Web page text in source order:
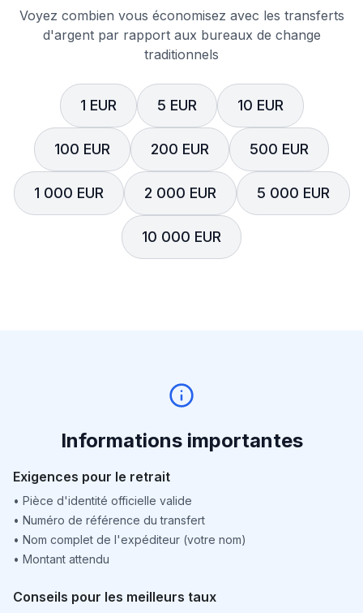
Voyez combien vous économisez avec les transferts
d'argent par rapport aux bureaux de change
traditionnels
1 EUR 5 EUR 10 EUR
100 EUR 200 EUR 500 EUR
1 000 EUR 2 000 EUR 5 000 EUR
10 000 EUR
Informations importantes
Exigences pour le retrait
• Pièce d'identité officielle valide
• Numéro de référence du transfert
• Nom complet de l'expéditeur (votre nom)
• Montant attendu
Conseils pour les meilleurs taux